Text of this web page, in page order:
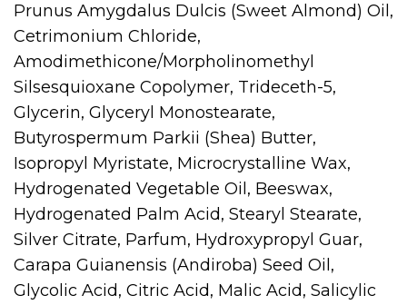
Prunus Amygdalus Dulcis (Sweet Almond) Oil,
Cetrimonium Chloride,
Amodimethicone/Morpholinomethyl
Silsesquioxane Copolymer, Trideceth-5,
Glycerin, Glyceryl Monostearate,
Butyrospermum Parkii (Shea) Butter,
Isopropyl Myristate, Microcrystalline Wax,
Hydrogenated Vegetable Oil, Beeswax,
Hydrogenated Palm Acid, Stearyl Stearate,
Silver Citrate, Parfum, Hydroxypropyl Guar,
Carapa Guianensis (Andiroba) Seed Oil,
Glycolic Acid, Citric Acid, Malic Acid, Salicylic